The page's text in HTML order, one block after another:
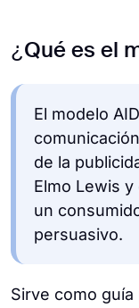
¿Qué es el
El modelo
de la
Elmo Lewis
un
persuasivo.
Sirve como